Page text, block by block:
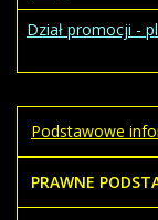
Dział promocji -
Podstawowe
PRAWNE